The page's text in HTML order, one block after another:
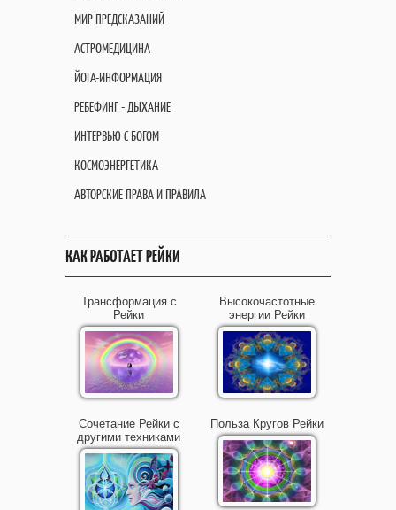
МИР ПРЕДСКАЗАНИЙ
АСТРОМЕДИЦИНА
ЙОГА-ИНФОРМАЦИЯ
РЕБЕФИНГ - ДЫХАНИЕ
ИНТЕРВЬЮ С БОГОМ
КОСМОЭНЕРГЕТИКА
АВТОРСКИЕ ПРАВА И ПРАВИЛА
КАК РАБОТАЕТ РЕЙКИ
Трансформация с
Рейки
Высокочастотные
энергии Рейки
Сочетание Рейки с
другими техниками
Польза Кругов Рейки